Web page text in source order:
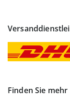
Finden Sie